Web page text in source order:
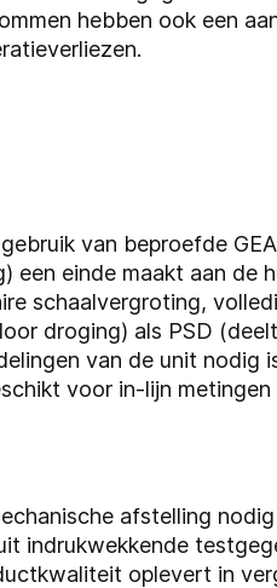
hebben ook een
van beproefde
einde maakt aan de
schaalvergroting,
droging) als PSD
van de unit nodig
voor in-lijn
afstelling
indrukwekkende
oplevert in